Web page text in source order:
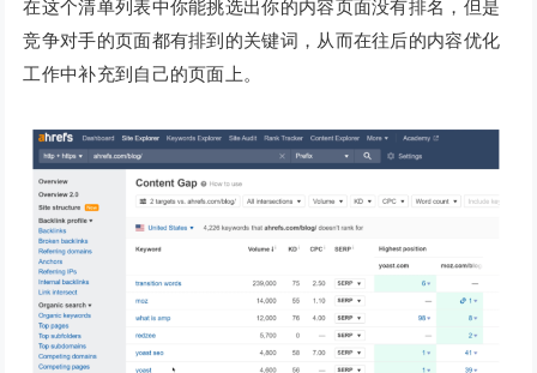
在这个清单列表中你能挑选出你的内容页面没有排名，但是
竞争对手的页面都有排到的关键词，从而在往后的内容优化
工作中补充到自己的页面上。